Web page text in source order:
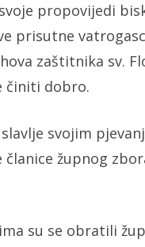
propovijedi
prisutne
zaštitnika sv.
činiti dobro.
svojim
župnog
su se obratili